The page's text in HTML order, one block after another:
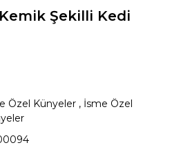
Şekilli Kedi
Özel Künyeler , İsme Özel